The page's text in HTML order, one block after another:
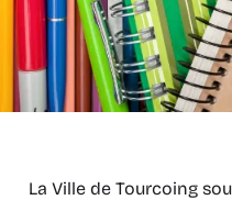
La Ville de Tourcoing